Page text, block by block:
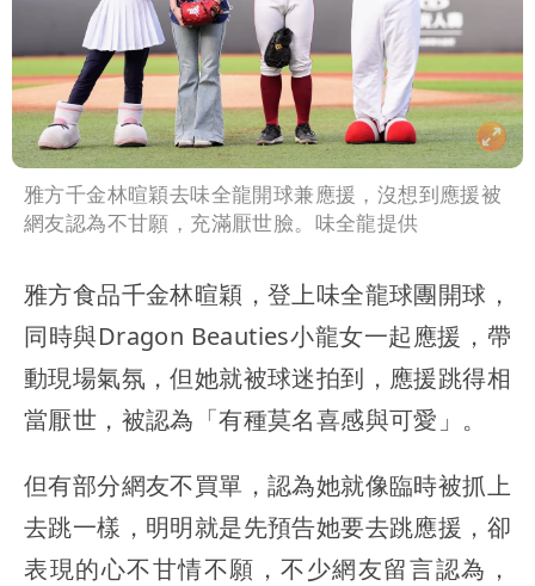
雅方千金林暄穎去味全龍開球兼應援，沒想到應援被
網友認為不甘願，充滿厭世臉。味全龍提供
雅方食品千金林暄穎，登上味全龍球團開球，
同時與Dragon Beauties小龍女一起應援，帶
動現場氣氛，但她就被球迷拍到，應援跳得相
當厭世，被認為「有種莫名喜感與可愛」。
但有部分網友不買單，認為她就像臨時被抓上
去跳一樣，明明就是先預告她要去跳應援，卻
表現的心不甘情不願，不少網友留言認為，